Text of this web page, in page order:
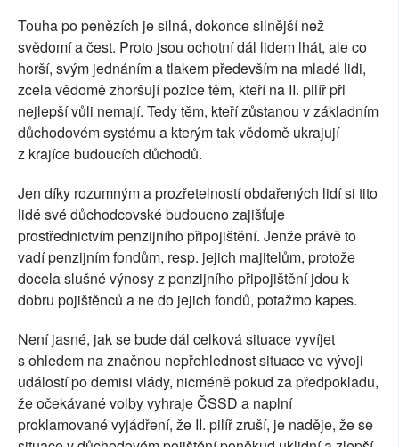
Touha po penězích je silná, dokonce silnější než
svědomí a čest. Proto jsou ochotní dál lidem lhát, ale co
horší, svým jednáním a tlakem především na mladé lidi,
zcela vědomě zhoršují pozice těm, kteří na II. pilíř při
nejlepší vůli nemají. Tedy těm, kteří zůstanou v základním
důchodovém systému a kterým tak vědomě ukrajují
z krajíce budoucích důchodů.
Jen díky rozumným a prozřetelností obdařených lidí si tito
lidé své důchodcovské budoucno zajišťuje
prostřednictvím penzijního připojištění. Jenže právě to
vadí penzijním fondům, resp. jejich majitelům, protože
docela slušné výnosy z penzijního připojištění jdou k
dobru pojištěnců a ne do jejich fondů, potažmo kapes.
Není jasné, jak se bude dál celková situace vyvíjet
s ohledem na značnou nepřehlednost situace ve vývoji
událostí po demisi vlády, nicméně pokud za předpokladu,
že očekávané volby vyhraje ČSSD a naplní
proklamované vyjádření, že II. pilíř zruší, je naděje, že se